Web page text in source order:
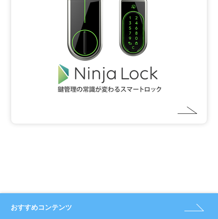
おすすめコンテンツ